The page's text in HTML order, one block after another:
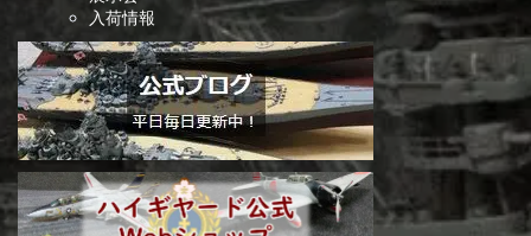
入荷情報